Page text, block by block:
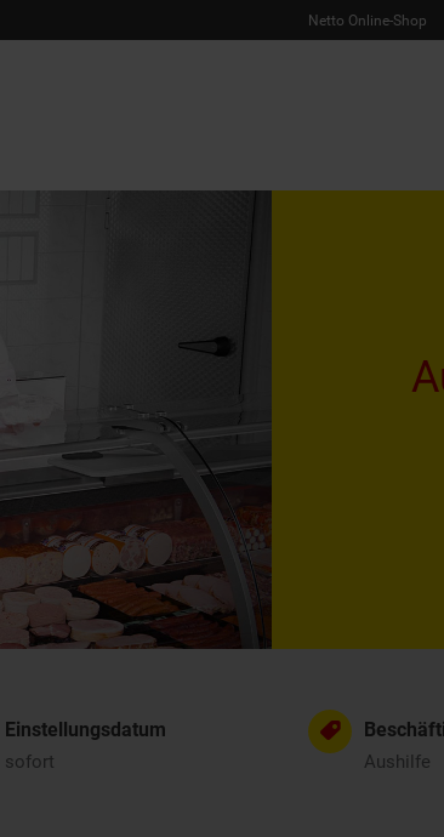
Netto Online-Shop
Einstellungsdatum
sofort Aushilfe